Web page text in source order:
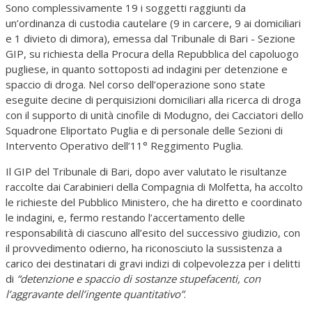
Sono complessivamente 19 i soggetti raggiunti da
un’ordinanza di custodia cautelare (9 in carcere, 9 ai domiciliari
e 1 divieto di dimora), emessa dal Tribunale di Bari - Sezione
GIP, su richiesta della Procura della Repubblica del capoluogo
pugliese, in quanto sottoposti ad indagini per detenzione e
spaccio di droga. Nel corso dell’operazione sono state
eseguite decine di perquisizioni domiciliari alla ricerca di droga
con il supporto di unità cinofile di Modugno, dei Cacciatori dello
Squadrone Eliportato Puglia e di personale delle Sezioni di
Intervento Operativo dell’11° Reggimento Puglia.
Il GIP del Tribunale di Bari, dopo aver valutato le risultanze
raccolte dai Carabinieri della Compagnia di Molfetta, ha accolto
le richieste del Pubblico Ministero, che ha diretto e coordinato
le indagini, e, fermo restando l’accertamento delle
responsabilità di ciascuno all’esito del successivo giudizio, con
il provvedimento odierno, ha riconosciuto la sussistenza a
carico dei destinatari di gravi indizi di colpevolezza per i delitti
di “detenzione e spaccio di sostanze stupefacenti, con
l’aggravante dell’ingente quantitativo”.